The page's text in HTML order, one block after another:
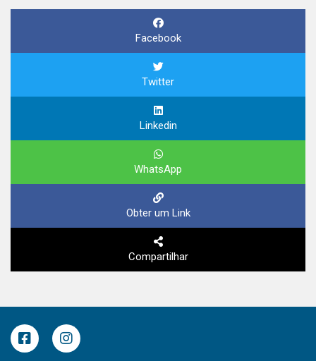
Facebook
Twitter
Linkedin
WhatsApp
Obter um Link
Compartilhar